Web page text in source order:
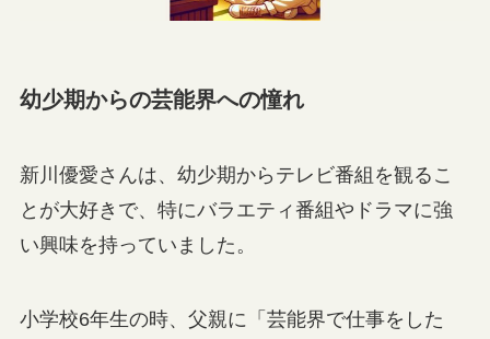
幼少期からの芸能界への憧れ
新川優愛さんは、幼少期からテレビ番組を観るこ
とが大好きで、特にバラエティ番組やドラマに強
い興味を持っていました。
小学校6年生の時、父親に「芸能界で仕事をした